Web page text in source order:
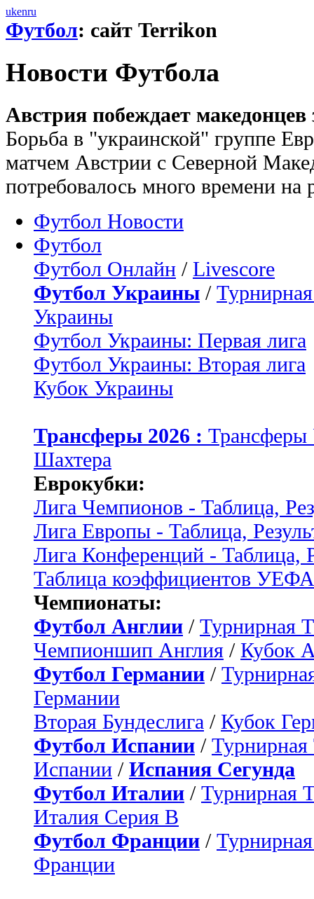
ukenru
Футбол: сайт Terrikon
Новости Футбола
Австрия побеждает македонцев
Борьба в "украинской" группе
матчем Австрии с Северной
потребовалось много времени на
Футбол Новости
Футбол
Футбол Онлайн / Livescore
Футбол Украины /
Украины
Футбол Украины: Первая лига
Футбол Украины: Вторая лига
Кубок Украины
Трансферы 2026 :
Шахтера
Еврокубки:
Лига Чемпионов - Таблица,
Лига Европы - Таблица,
Лига Конференций - Таблица,
Таблица коэффициентов УЕФА
Чемпионаты:
Футбол Англии / Турнирная
Чемпионшип Англия / Кубок
Футбол Германии /
Германии
Вторая Бундеслига / Кубок
Футбол Испании / Турнирная
Испании / Испания Сегунда
Футбол Италии / Турнирная
Италия Серия B
Футбол Франции /
Франции